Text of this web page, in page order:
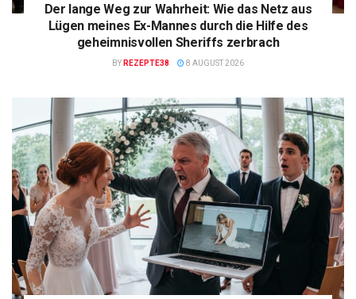
Der lange Weg zur Wahrheit: Wie das Netz aus
Lügen meines Ex-Mannes durch die Hilfe des
geheimnisvollen Sheriffs zerbrach
BY REZEPTE38 8 AUGUST 2026